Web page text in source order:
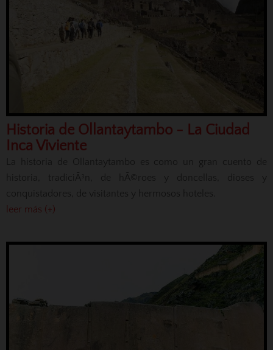
Historia de Ollantaytambo - La Ciudad
Inca Viviente
leer más (+)